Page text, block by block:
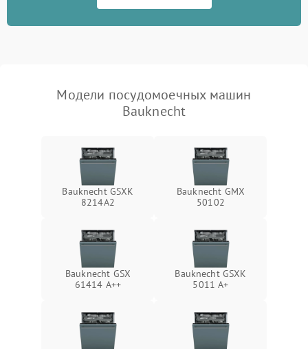
Модели посудомоечных машин
Bauknecht
Bauknecht GSXK
8214A2
Bauknecht GMX
50102
Bauknecht GSX
61414 A++
Bauknecht GSXK
5011 A+